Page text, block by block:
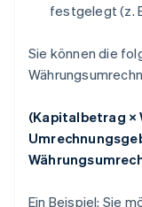
festgelegt (z.
Sie können die
(Kapitalbetrag ×
Ein Beispiel: Sie